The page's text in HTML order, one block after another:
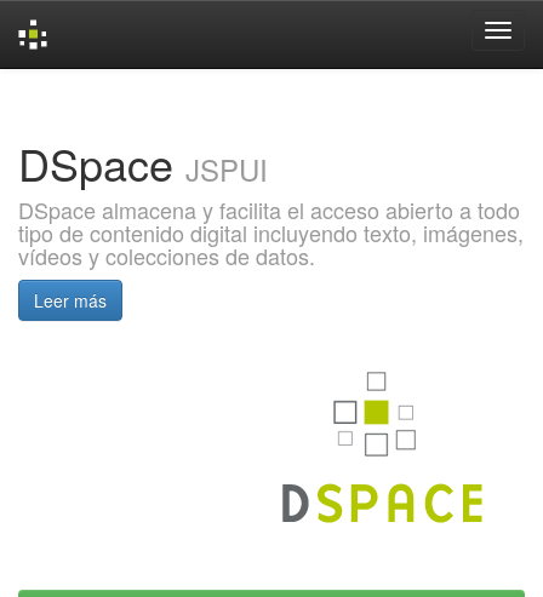
DSpace JSPUI
DSpace almacena y facilita el acceso abierto a todo
tipo de contenido digital incluyendo texto, imágenes,
vídeos y colecciones de datos.
Leer más